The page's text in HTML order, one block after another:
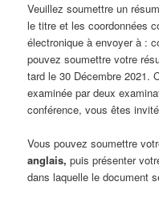
Veuillez soumettre un
le titre et les coordonnées
électronique à envoyer à :
pouvez soumettre votre
tard le 30 Décembre 2021.
examinée par deux
conférence, vous êtes
Vous pouvez soumettre
anglais, puis présenter
dans laquelle le document